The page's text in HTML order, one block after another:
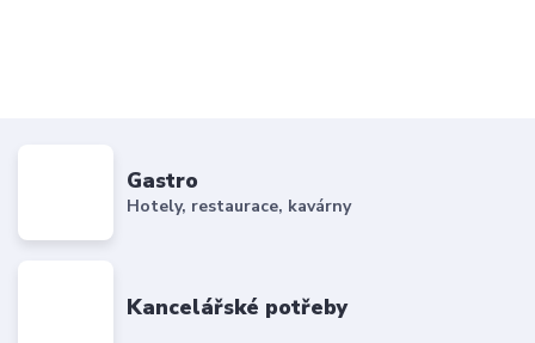
Gastro
Hotely, restaurace, kavárny
Kancelářské potřeby